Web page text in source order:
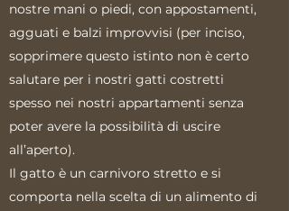
nostre mani o piedi, con appostamenti,
agguati e balzi improvvisi (per inciso,
sopprimere questo istinto non è certo
salutare per i nostri gatti costretti
spesso nei nostri appartamenti senza
poter avere la possibilità di uscire
all’aperto).
Il gatto è un carnivoro stretto e si
comporta nella scelta di un alimento di